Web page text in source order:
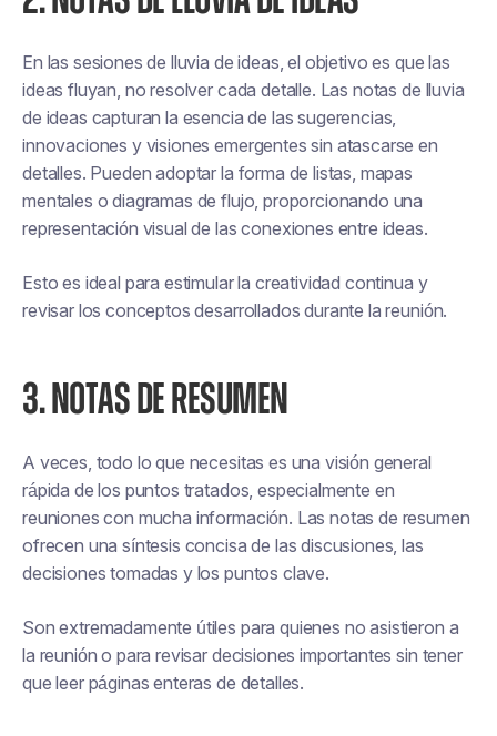
En las sesiones de lluvia de ideas, el objetivo es que las
ideas fluyan, no resolver cada detalle. Las notas de lluvia
de ideas capturan la esencia de las sugerencias,
innovaciones y visiones emergentes sin atascarse en
detalles. Pueden adoptar la forma de listas, mapas
mentales o diagramas de flujo, proporcionando una
representación visual de las conexiones entre ideas.
Esto es ideal para estimular la creatividad continua y
revisar los conceptos desarrollados durante la reunión.
3. NOTAS DE RESUMEN
A veces, todo lo que necesitas es una visión general
rápida de los puntos tratados, especialmente en
reuniones con mucha información. Las notas de resumen
ofrecen una síntesis concisa de las discusiones, las
decisiones tomadas y los puntos clave.
Son extremadamente útiles para quienes no asistieron a
la reunión o para revisar decisiones importantes sin tener
que leer páginas enteras de detalles.